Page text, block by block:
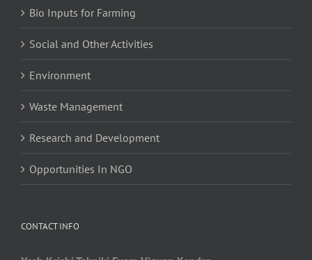
Bio Inputs for Farming
Social and Other Activities
Environment
Waste Management
Research and Development
Opportunities In NGO
CONTACT INFO